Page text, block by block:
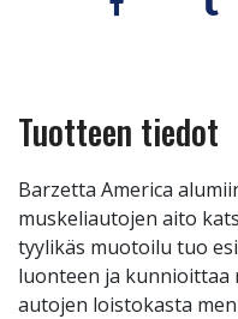
Tuotteen tiedot
Barzetta America
muskeliautojen aito
tyylikäs muotoilu tuo
luonteen ja kunnioittaa
autojen loistokasta